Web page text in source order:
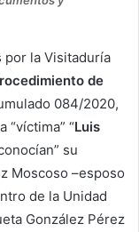
por la Visitaduría
de
084/2020,
“víctima” “Luis
su
Moscoso –esposo
de la Unidad
González Pérez